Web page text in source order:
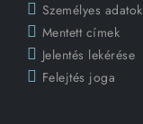
Személyes adatok
Mentett címek
Jelentés lekérése
Felejtés joga